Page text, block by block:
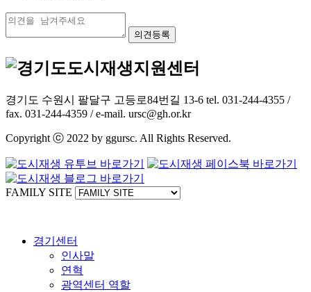
경기도 수원시 팔달구 고등로84번길 13-6 tel. 031-244-4355 /
fax. 031-244-4359 / e-mail. ursc@gh.or.kr
Copyright ⓒ 2022 by ggursc. All Rights Reserved.
FAMILY SITE
경기센터
인사말
연혁
광역센터 역할